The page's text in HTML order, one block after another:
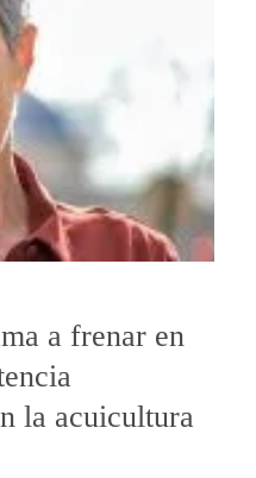
a frenar en
la acuicultura